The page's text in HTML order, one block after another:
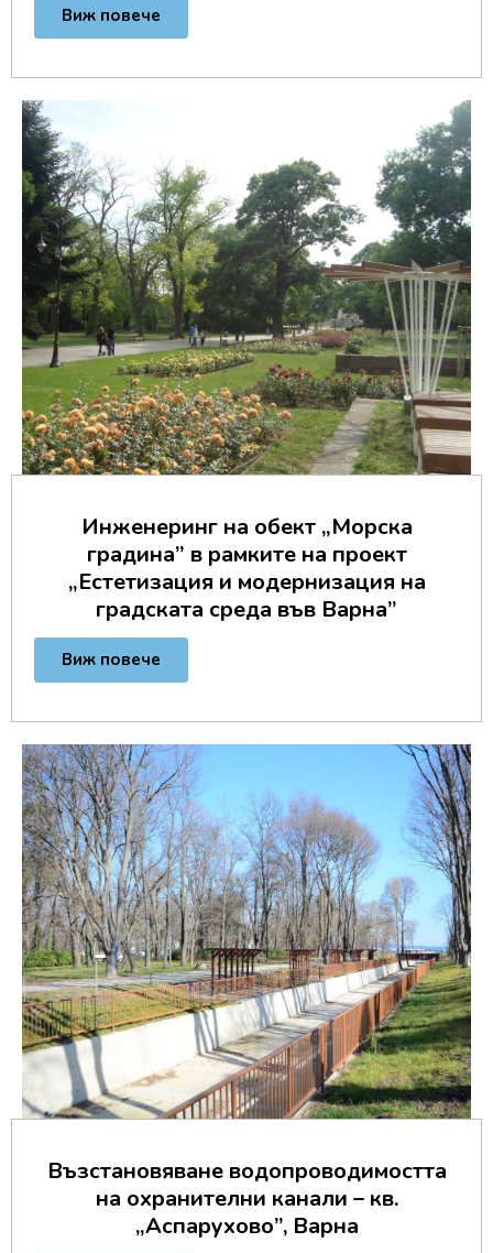
Виж повече
Инженеринг на обект „Морска
градина” в рамките на проект
„Естетизация и модернизация на
градската среда във Варна”
Виж повече
Възстановяване водопроводимостта
на охранителни канали – кв.
„Аспарухово”, Варна